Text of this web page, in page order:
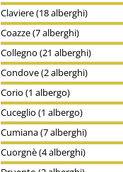
Claviere (18 alberghi)
Coazze (7 alberghi)
Collegno (21 alberghi)
Condove (2 alberghi)
Corio (1 albergo)
Cuceglio (1 albergo)
Cumiana (7 alberghi)
Cuorgnè (4 alberghi)